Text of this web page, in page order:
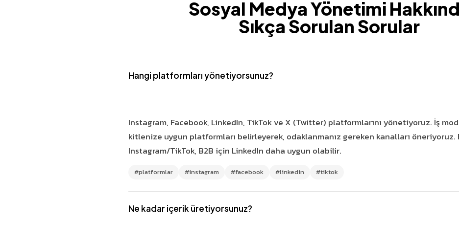
Sosyal Medya Yönetimi
Sıkça Sorulan Sorular
Hangi platformları yönetiyorsunuz?
Instagram, Facebook, LinkedIn, TikTok ve X (Twitter) platformlarını yönetiyoruz. İş
kitlenize uygun platformları belirleyerek, odaklanmanız gereken kanalları öneriyoruz.
Instagram/TikTok, B2B için LinkedIn daha uygun olabilir.
#platformlar #instagram #facebook #linkedin #tiktok
Ne kadar içerik üretiyorsunuz?